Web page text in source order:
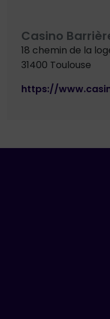
Casino
18 chemin de la
31400 Toulouse
https://